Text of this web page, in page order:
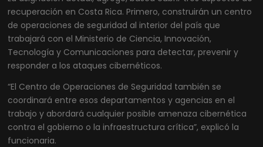
recuperación en Costa Rica. Primero, construirán un centro
de operaciones de seguridad al interior del país que
trabajará con el Ministerio de Ciencia, Innovación,
Tecnología y Comunicaciones para detectar, prevenir y
responder a los ataques cibernéticos.
“El Centro de Operaciones de Seguridad también se
coordinará entre esos departamentos y agencias en el
trabajo y abordará cualquier posible amenaza cibernética
contra el gobierno o la infraestructura crítica”, explicó la
funcionaria.